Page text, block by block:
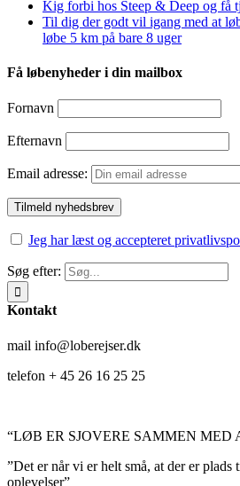
Kig forbi hos Steep & Deep og få
Til dig der godt vil igang med at
løbe 5 km på bare 8 uger
Få løbenyheder i din mailbox
Fornavn
Efternavn
Email adresse:
Jeg har læst og accepteret
Søg efter:
Kontakt
mail info@loberejser.dk
telefon + 45 26 16 25 25
“LØB ER SJOVERE SAMMEN MED
”Det er når vi er helt små, at der er plads
oplevelser”